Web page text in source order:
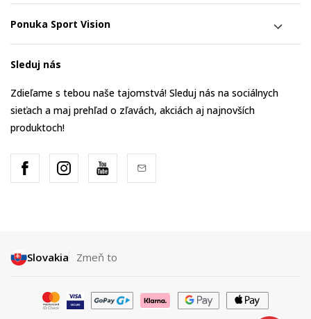
Ponuka Sport Vision
Sleduj nás
Zdieľame s tebou naše tajomstvá! Sleduj nás na sociálnych
sieťach a maj prehľad o zľavách, akciách aj najnovších
produktoch!
Slovakia Zmeň to